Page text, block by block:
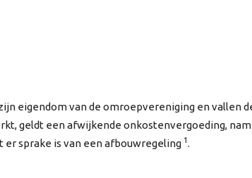
eigendom van de omroepvereniging en vallen
geldt een afwijkende onkostenvergoeding,
er sprake is van een afbouwregeling 1 .